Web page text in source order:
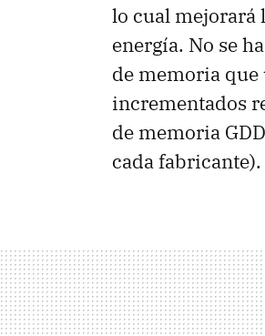
lo cual mejorará
energía. No se
de memoria que
incrementados
de memoria
cada fabricante).